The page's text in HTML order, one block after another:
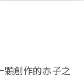
顆創作的赤子之